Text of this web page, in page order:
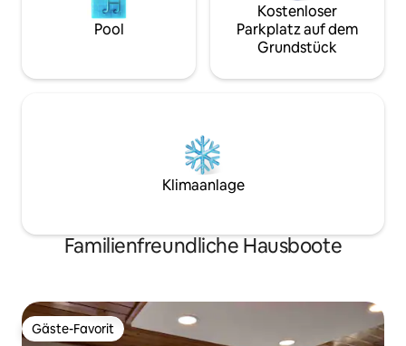
Pool
Kostenloser
Parkplatz auf dem
Grundstück
Klimaanlage
Familienfreundliche Hausboote
Gäste-Favorit
Gäste-Favorit